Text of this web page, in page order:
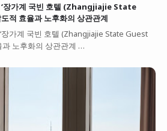
‘장가계 국빈 호텔 (Zhangjiajie State
적 효율과 노후화의 상관관계
장가계 국빈 호텔 (Zhangjiajie State Guest
과 노후화의 상관관계 …